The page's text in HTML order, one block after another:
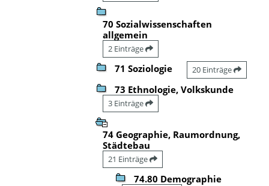
70 Sozialwissenschaften
allgemein
2 Einträge
71 Soziologie 20 Einträge
73 Ethnologie, Volkskunde
3 Einträge
74 Geographie, Raumordnung,
Städtebau
21 Einträge
74.80 Demographie